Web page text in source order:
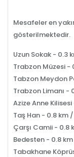
Mesafeler en
gösterilmektedir.
Uzun Sokak - 0.3
Trabzon Müzesi -
Tabzon Meydon
Trabzon Limanı -
Azize Anne
Taş Han - 0.8 km
Çarşı Camii - 0.8
Bedesten - 0.8
Tabakhane